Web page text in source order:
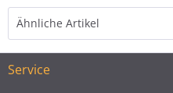
Ähnliche Artikel
Service